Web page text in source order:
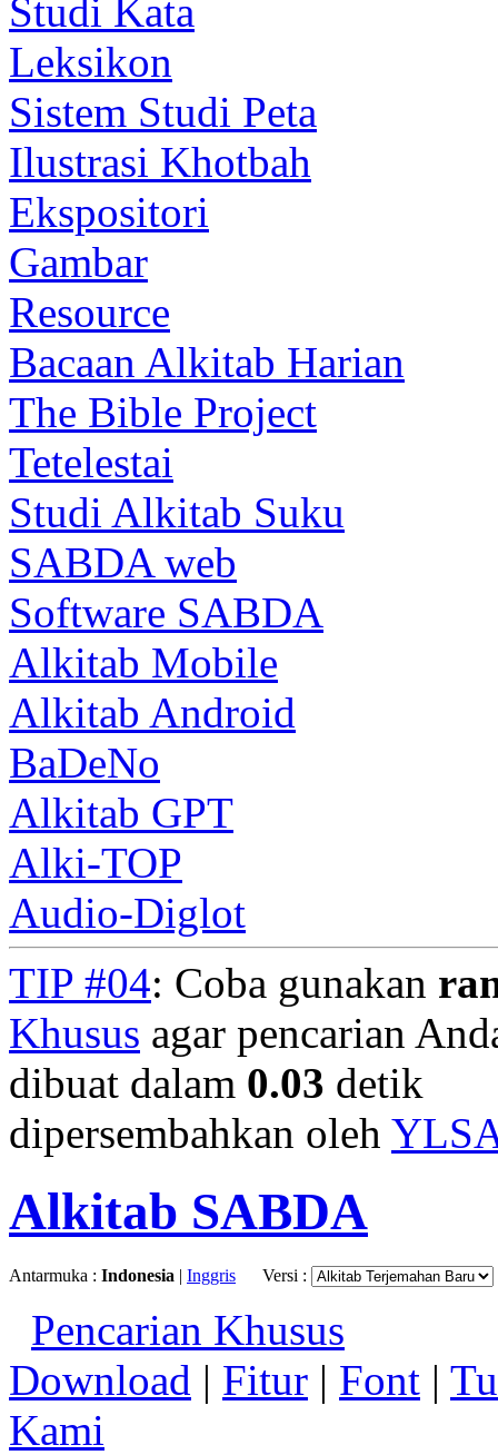
Studi Kata
Leksikon
Sistem Studi Peta
Ilustrasi Khotbah
Ekspositori
Gambar
Resource
Bacaan Alkitab Harian
The Bible Project
Tetelestai
Studi Alkitab Suku
SABDA web
Software SABDA
Alkitab Mobile
Alkitab Android
BaDeNo
Alkitab GPT
Alki-TOP
Audio-Diglot
TIP #04: Coba gunakan
Khusus agar pencarian
dibuat dalam 0.03 detik
dipersembahkan oleh
Alkitab SABDA
Antarmuka : Indonesia | Inggris Versi :
Pencarian Khusus
Download | Fitur | Font |
Kami